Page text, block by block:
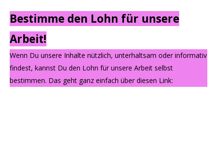
Bestimme den Lohn für unsere
Arbeit!
Wenn Du unsere Inhalte nützlich, unterhaltsam oder informativ
findest, kannst Du den Lohn für unsere Arbeit selbst
bestimmen. Das geht ganz einfach über diesen Link: